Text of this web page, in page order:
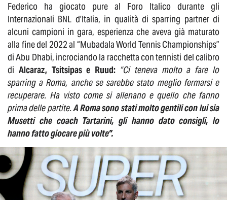
Federico ha giocato pure al Foro Italico durante gli
Internazionali BNL d’Italia, in qualità di sparring partner di
alcuni campioni in gara, esperienza che aveva già maturato
alla fine del 2022 al “Mubadala World Tennis Championships”
di Abu Dhabi, incrociando la racchetta con tennisti del calibro
di Alcaraz, Tsitsipas e Ruud: “Ci teneva molto a fare lo
sparring a Roma, anche se sarebbe stato meglio fermarsi e
recuperare. Ha visto come si allenano e quello che fanno
prima delle partite.A Roma sono stati molto gentili con lui sia
Musetti che coach Tartarini, gli hanno dato consigli, lo
hanno fatto giocare più volte”.